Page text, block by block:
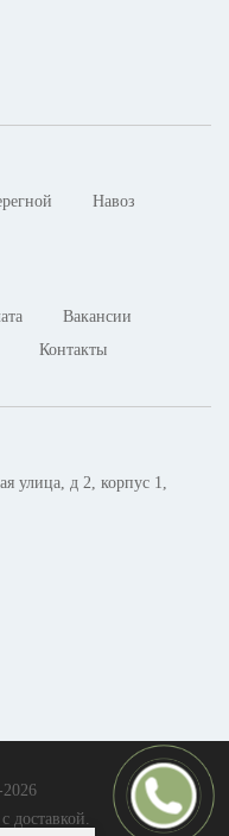
Навоз
Вакансии
Контакты
улица, д 2, корпус 1,
доставкой.